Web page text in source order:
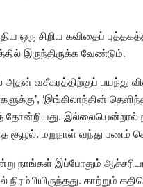
ஒரு சிறிய கவிதைப்
இருந்திருக்க வேண்டும்.
அதன் வசீகரத்திற்குப் பயந்து
‘இங்கிலாந்தின் தெளிந்த
தோன்றியது.
சூழல். மறுநாள் வந்து பணம்
நாங்கள் இப்போதும்
காற்றும்